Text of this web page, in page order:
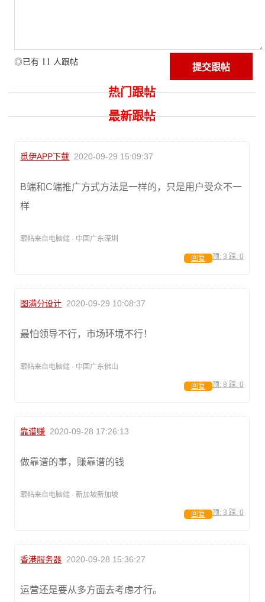
◎已有 11 人跟帖
热门跟帖
最新跟帖
觅伊APP下载 2020-09-29 15:09:37
B端和C端推广方式方法是一样的，只是用户受众不一
样
跟帖来自电脑端 · 中国广东深圳
顶: 3 踩: 0
回复
图满分设计 2020-09-29 10:08:37
最怕领导不行，市场环境不行！
跟帖来自电脑端 · 中国广东佛山
顶: 8 踩: 0
回复
靠谱赚 2020-09-28 17:26:13
做靠谱的事，赚靠谱的钱
跟帖来自电脑端 · 新加坡新加坡
顶: 3 踩: 0
回复
香港服务器 2020-09-28 15:36:27
运营还是要从多方面去考虑才行。